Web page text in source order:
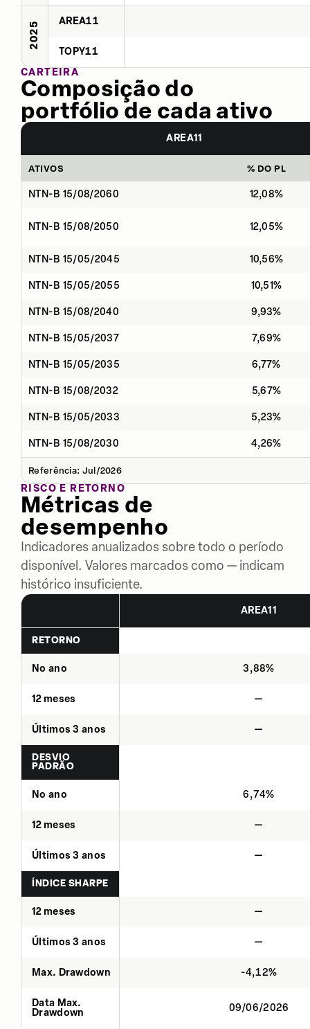
2025 AREA11
TOPY11
CARTEIRA
Composição do
portfólio de cada ativo
AREA11
ATIVOS % DO PL
NTN-B 15/08/2060 12,08%
NTN-B 15/08/2050 12,05%
NTN-B 15/05/2045 10,56%
NTN-B 15/05/2055 10,51%
NTN-B 15/08/2040 9,93%
NTN-B 15/05/2037 7,69%
NTN-B 15/05/2035 6,77%
NTN-B 15/08/2032 5,67%
NTN-B 15/05/2033 5,23%
NTN-B 15/08/2030 4,26%
Referência: Jul/2026
RISCO E RETORNO
Métricas de
desempenho
Indicadores anualizados sobre todo o período
disponível. Valores marcados como — indicam
histórico insuficiente.
AREA11
RETORNO
No ano 3,88%
12 meses —
Últimos 3 anos —
DESVIO
PADRÃO
No ano 6,74%
12 meses —
Últimos 3 anos —
ÍNDICE SHARPE
12 meses —
Últimos 3 anos —
Max. Drawdown -4,12%
Data Max.
Drawdown
09/06/2026